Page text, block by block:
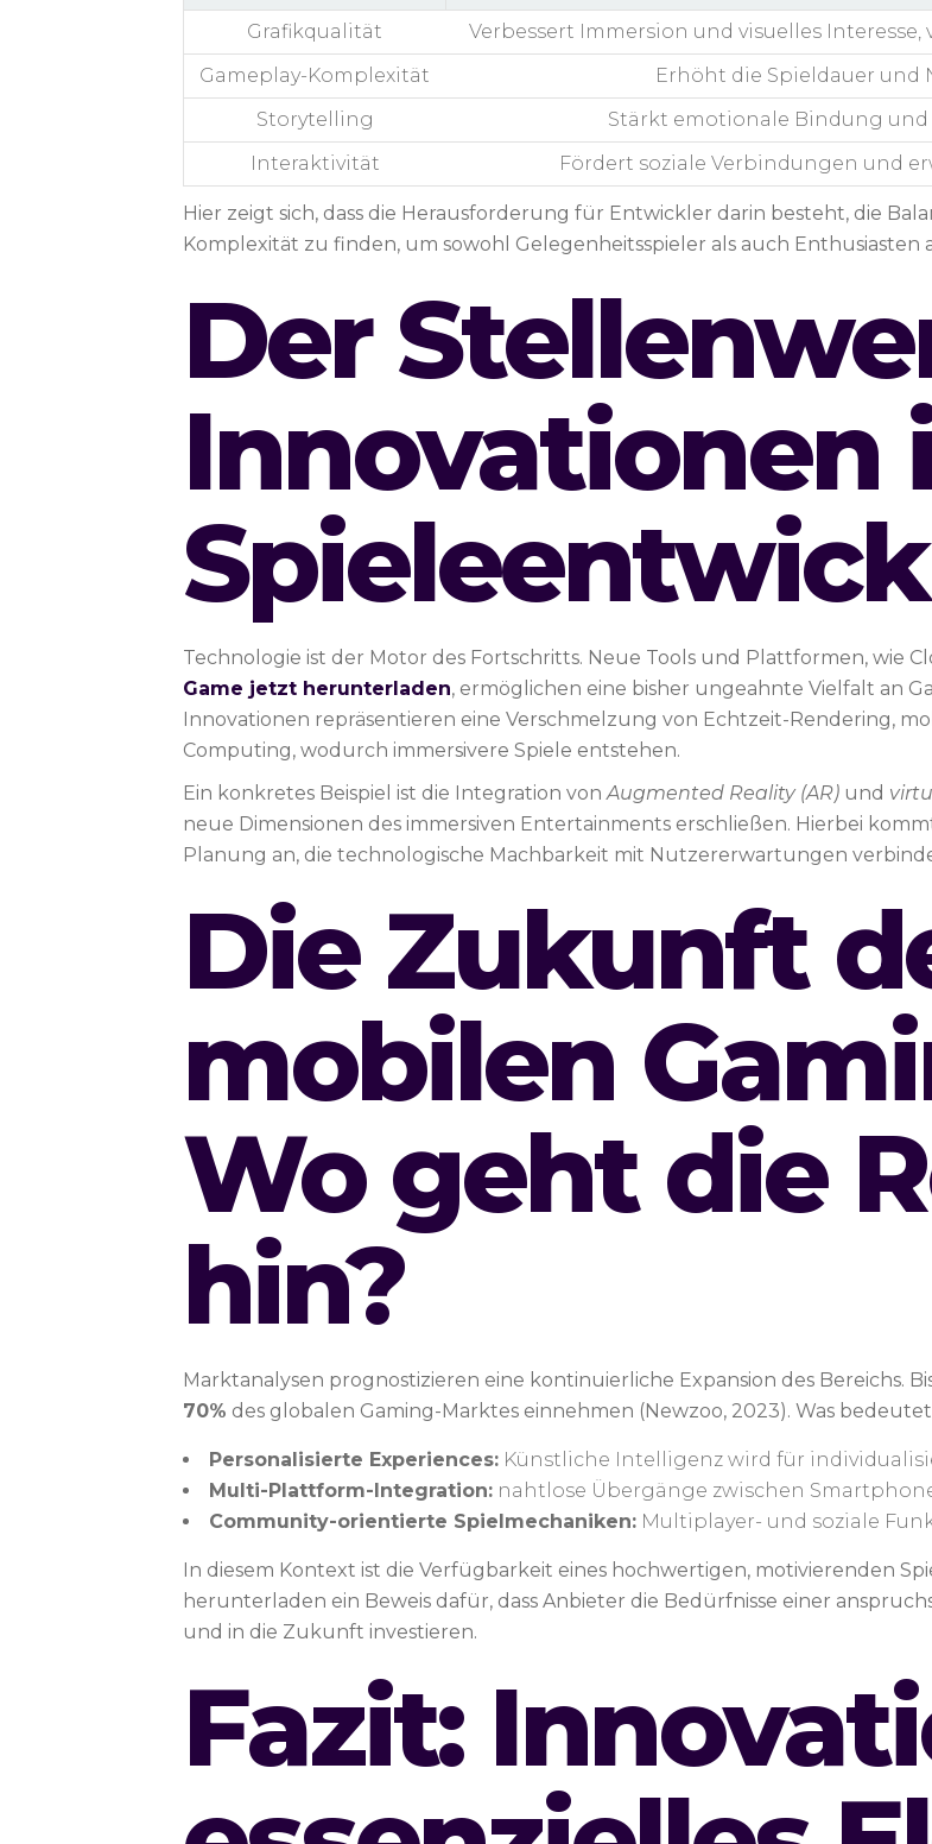
Grafikqualität
Verbessert Immersion und visuelles
Gameplay-Komplexität
Erhöht die Spieldauer und
Storytelling
Stärkt emotionale Bindung und
Interaktivität
Fördert soziale Verbindungen und
Hier zeigt sich, dass die Herausforderung für Entwickler darin besteht, die
Komplexität zu finden, um sowohl Gelegenheitsspieler als auch Enthusiasten
Der
Innovationen
Technologie ist der Motor des Fortschritts. Neue Tools und Plattformen, wie
Game jetzt herunterladen, ermöglichen eine bisher ungeahnte Vielfalt an
Innovationen repräsentieren eine Verschmelzung von Echtzeit-Rendering,
Computing, wodurch immersivere Spiele entstehen.
Ein konkretes Beispiel ist die Integration vonAugmented Reality (AR) und
neue Dimensionen des immersiven Entertainments erschließen. Hierbei
Planung an, die technologische Machbarkeit mit Nutzererwartungen
Die Zukunft
mobilen
Wo geht die
hin?
Marktanalysen prognostizieren eine kontinuierliche Expansion des Bereichs.
70% des globalen Gaming-Marktes einnehmen (Newzoo, 2023). Was
Personalisierte Experiences: Künstliche Intelligenz wird für
Multi-Plattform-Integration: nahtlose Übergänge zwischen
Community-orientierte Spielmechaniken: Multiplayer- und soziale
In diesem Kontext ist die Verfügbarkeit eines hochwertigen, motivierenden
herunterladen ein Beweis dafür, dass Anbieter die Bedürfnisse einer
und in die Zukunft investieren.
Fazit: